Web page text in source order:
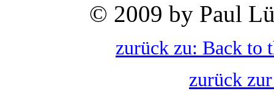
© 2009 by Paul
zurück zu: Back to
zurück